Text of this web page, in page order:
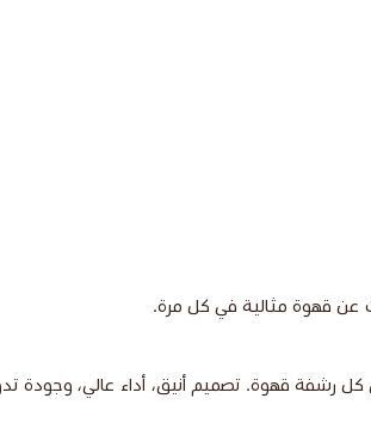
عن قهوة مثالية في كل مرة.
كل رشفة قهوة. تصميم أنيق، أداء عالي، وجودة